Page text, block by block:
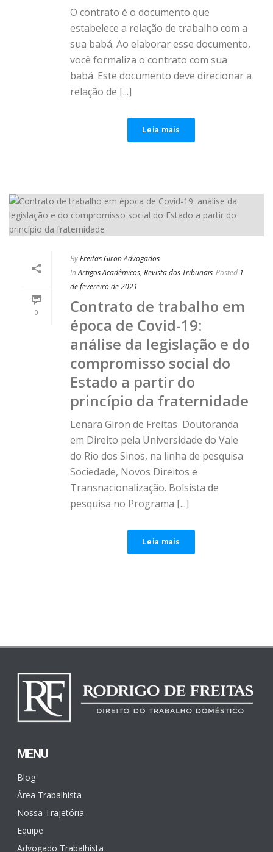
O contrato é o documento que
estabelece a relação de trabalho com a
sua babá. Ao elaborar esse documento,
você formaliza o contrato com sua
babá. Este documento deve direcionar a
relação de [...]
Leia mais
0
ByFreitas Giron Advogados
In Artigos Acadêmicos, Revista dos Tribunais Posted 1
de fevereiro de 2021
Contrato de trabalho em
época de Covid-19:
análise da legislação e do
compromisso social do
Estado a partir do
princípio da fraternidade
Lenara Giron de Freitas Doutoranda
em Direito pela Universidade do Vale
do Rio dos Sinos, na linha de pesquisa
Sociedade, Novos Direitos e
Transnacionalização. Bolsista de
pesquisa no Programa [...]
Leia mais
MENU
Blog
Área Trabalhista
Nossa Trajetória
Equipe
Advogado Trabalhista